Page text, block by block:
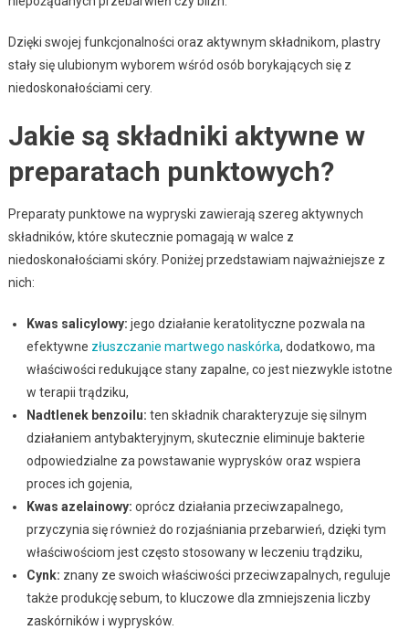
Dzięki swojej funkcjonalności oraz aktywnym składnikom, plastry
stały się ulubionym wyborem wśród osób borykających się z
niedoskonałościami cery.
Jakie są składniki aktywne w
preparatach punktowych?
Preparaty punktowe na wypryski zawierają szereg aktywnych
składników, które skutecznie pomagają w walce z
niedoskonałościami skóry. Poniżej przedstawiam najważniejsze z
nich:
Kwas salicylowy: jego działanie keratolityczne pozwala na
efektywne złuszczanie martwego naskórka, dodatkowo, ma
właściwości redukujące stany zapalne, co jest niezwykle istotne
w terapii trądziku,
Nadtlenek benzoilu: ten składnik charakteryzuje się silnym
działaniem antybakteryjnym, skutecznie eliminuje bakterie
odpowiedzialne za powstawanie wyprysków oraz wspiera
proces ich gojenia,
Kwas azelainowy: oprócz działania przeciwzapalnego,
przyczynia się również do rozjaśniania przebarwień, dzięki tym
właściwościom jest często stosowany w leczeniu trądziku,
Cynk: znany ze swoich właściwości przeciwzapalnych, reguluje
także produkcję sebum, to kluczowe dla zmniejszenia liczby
zaskórników i wyprysków.